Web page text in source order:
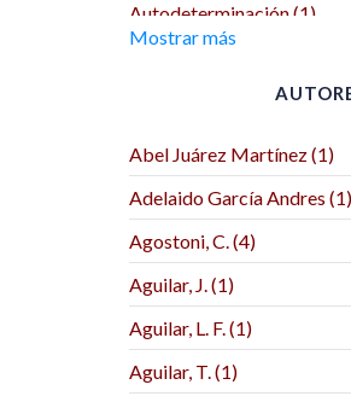
Autodeterminación (1)
Estado (1)
Biblos (1)
Bonilla Artigas Editores (2)
BUAP (1)
CEIICH (1)
Centre de Recherches
les Mondes Ibériques
Mostrar más
Abel Juárez Martínez (1)
Adelaido García Andres (1)
Agostoni, C. (4)
Aguilar, J. (1)
Aguilar, L. F. (1)
Aguilar, T. (1)